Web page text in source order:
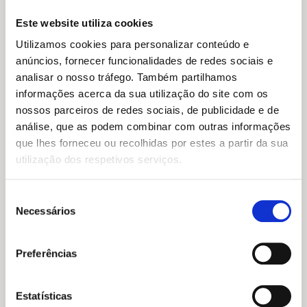
Este website utiliza cookies
Utilizamos cookies para personalizar conteúdo e
anúncios, fornecer funcionalidades de redes sociais e
analisar o nosso tráfego. Também partilhamos
informações acerca da sua utilização do site com os
nossos parceiros de redes sociais, de publicidade e de
análise, que as podem combinar com outras informações
que lhes forneceu ou recolhidas por estes a partir da sua
utilização dos respetivos serviços.
Necessários
Preferências
Estatísticas
19,85€O
preço
original
era:
17,87€O
preço
atual
é:
Nostradamus: As Profecias
Mario Reading
17,55€O
preço
original
15,79€O
preço
atual
O Sorriso do Buda